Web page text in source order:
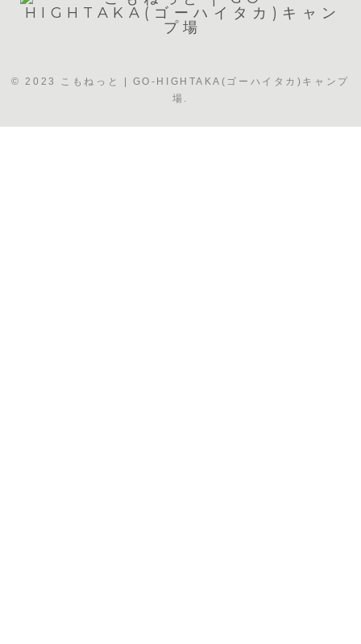
© 2023 こもねっと | GO-HIGHTAKA(ゴーハイタカ)キャンプ
場.